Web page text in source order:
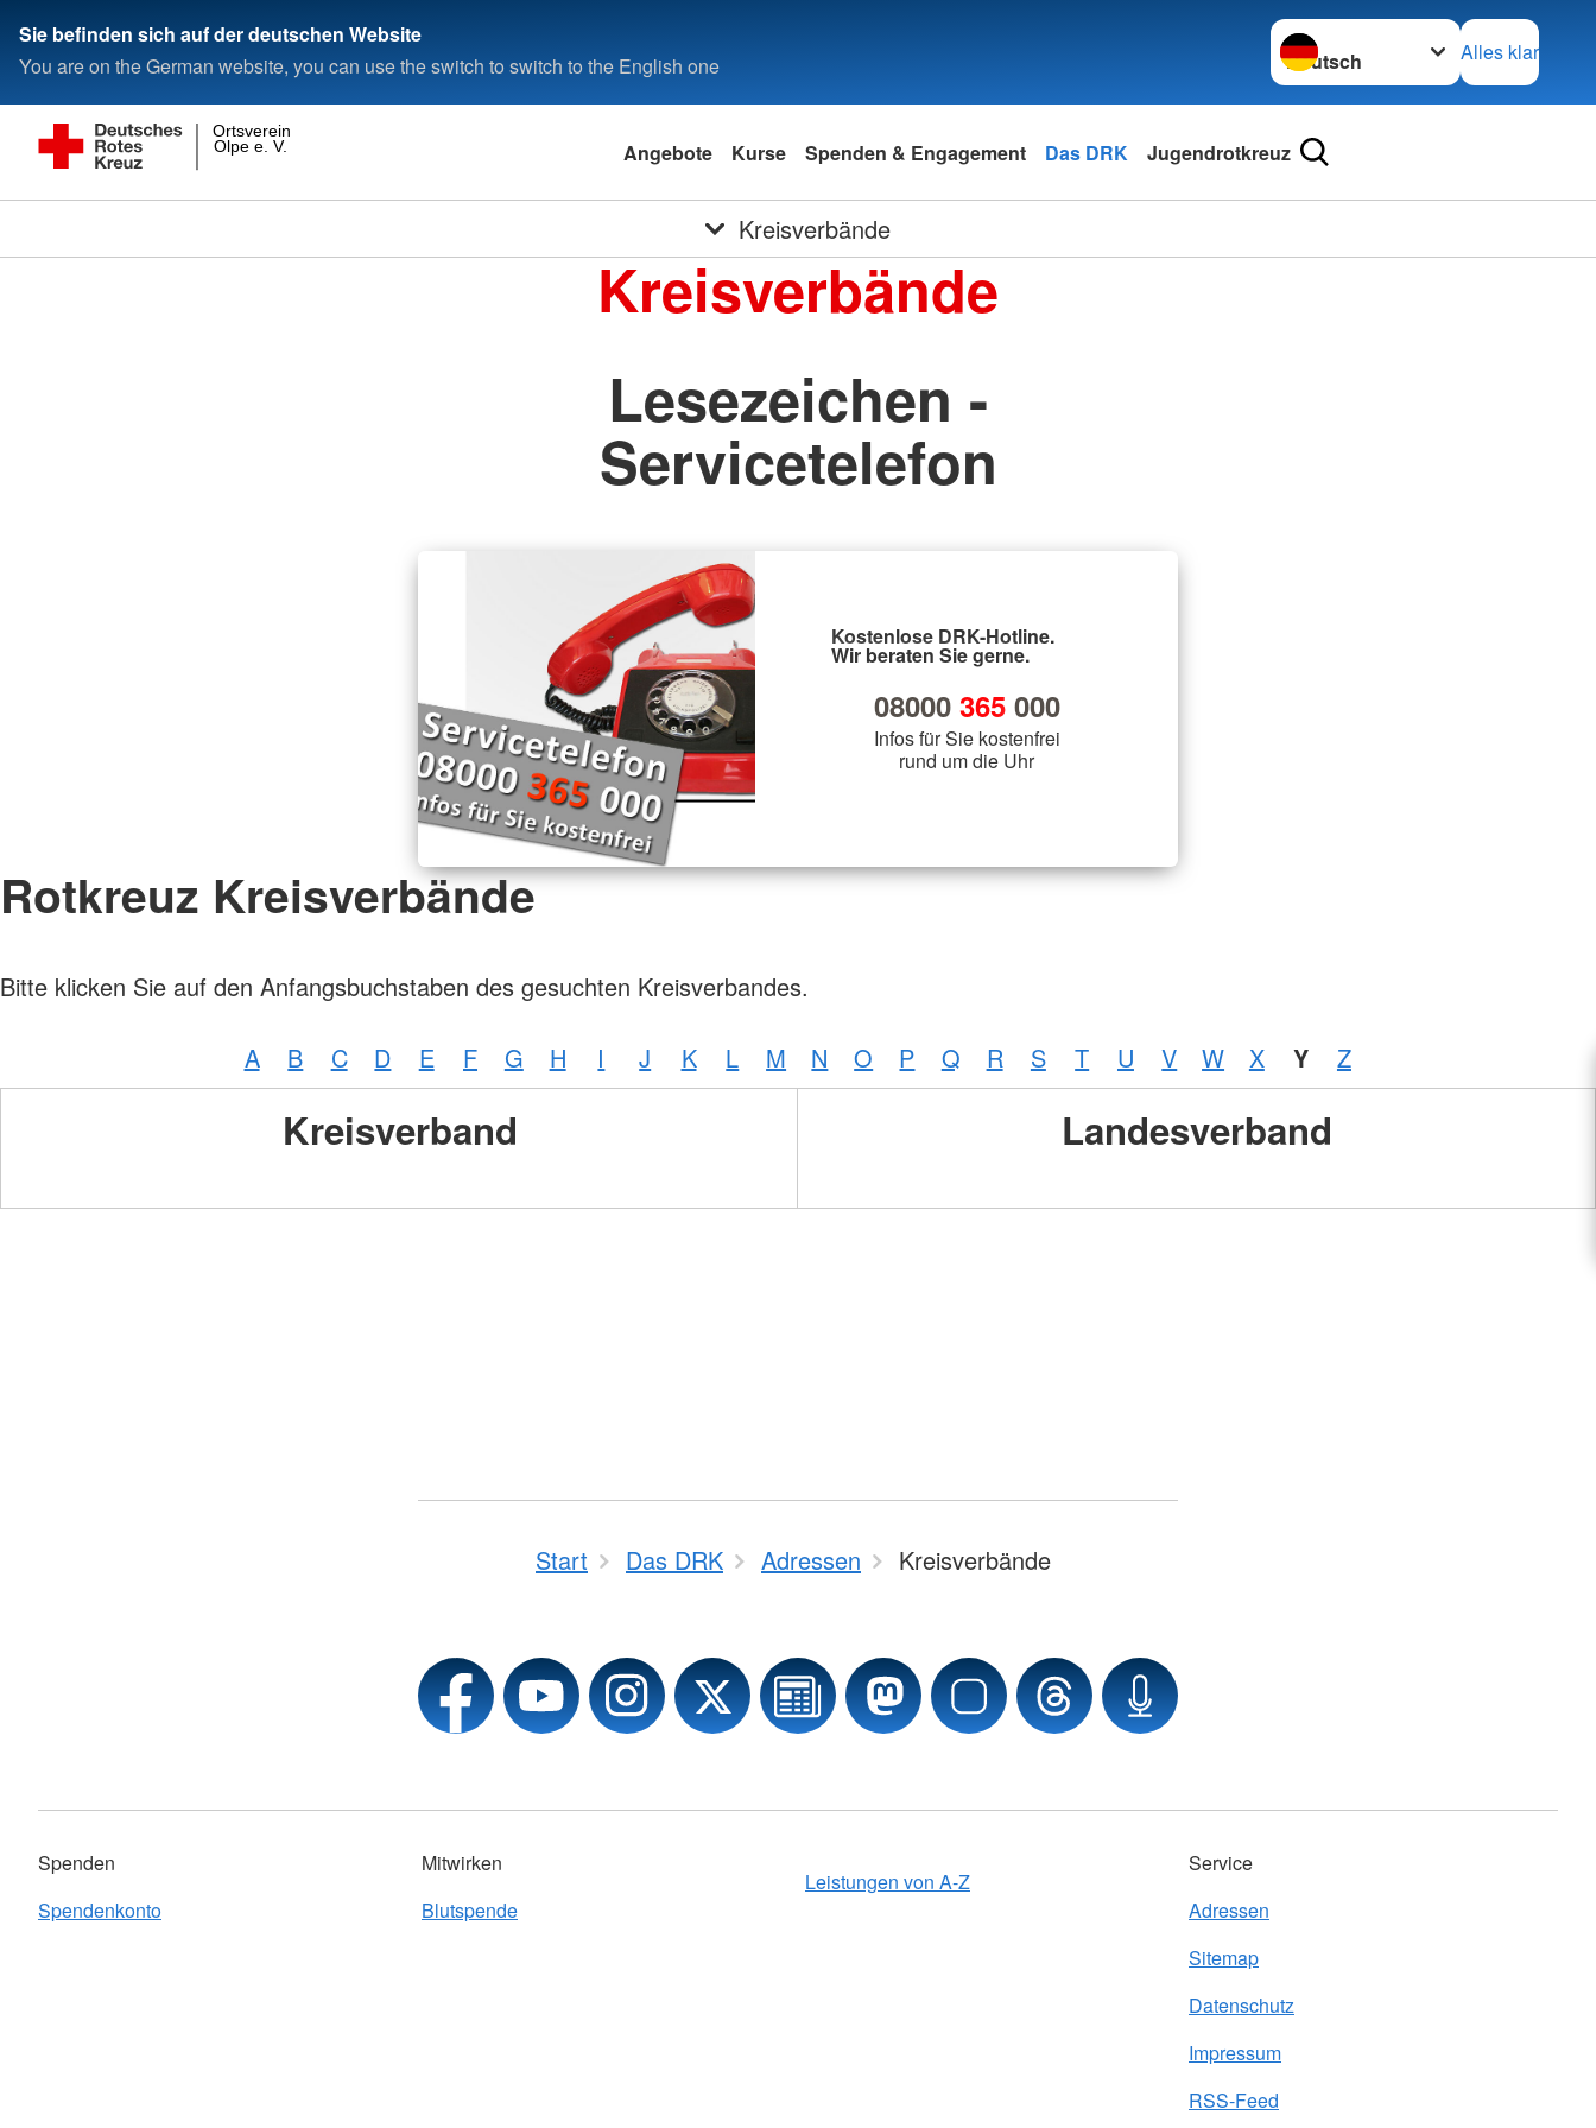
Sie befinden sich auf der deutschen Website
You are on the German website, you can use the switch to switch to the English one
Sprache wechseln zu
Alles klar
Olpe e. V.
Ortsverein
Angebote Kurse Spenden & Engagement Das DRK Jugendrotkreuz
Kreisverbände
Kreisverbände
Lesezeichen -
Servicetelefon
Kostenlose DRK-Hotline.
Wir beraten Sie gerne.
08000 365000
Infos für Sie kostenfrei
rund um die Uhr
Rotkreuz Kreisverbände
Bitte klicken Sie auf den Anfangsbuchstaben des gesuchten Kreisverbandes.
A B C D E F G H I J K L M N O P Q R S T U V W X Y Z
Kreisverband Landesverband
Start Das DRK Adressen Kreisverbände
Spenden
Spendenkonto
Mitwirken
Blutspende
Leistungen von A-Z
Service
Adressen
Sitemap
Datenschutz
Impressum
RSS-Feed